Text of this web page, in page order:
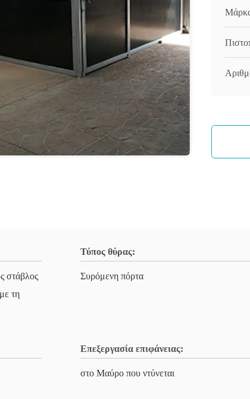
στάβλος
τη
Τύπος θύρας:
Συρόμενη πόρτα
Επεξεργασία επιφάνειας:
στο Μαύρο που ντύνεται